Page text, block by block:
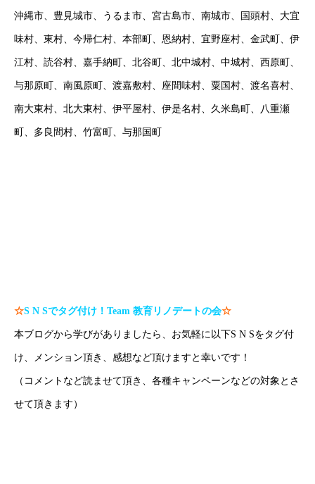
沖縄市、豊見城市、うるま市、宮古島市、南城市、国頭村、大宜
味村、東村、今帰仁村、本部町、恩納村、宜野座村、金武町、伊
江村、読谷村、嘉手納町、北谷町、北中城村、中城村、西原町、
与那原町、南風原町、渡嘉敷村、座間味村、粟国村、渡名喜村、
南大東村、北大東村、伊平屋村、伊是名村、久米島町、八重瀬
町、多良間村、竹富町、与那国町
☆S N Sでタグ付け！ Team 教育リノデートの会☆
本ブログから学びがありましたら、お気軽に以下S N Sをタグ付
け、メンション頂き、感想など頂けますと幸いです！
（コメントなど読ませて頂き、各種キャンペーンなどの対象とさ
せて頂きます）